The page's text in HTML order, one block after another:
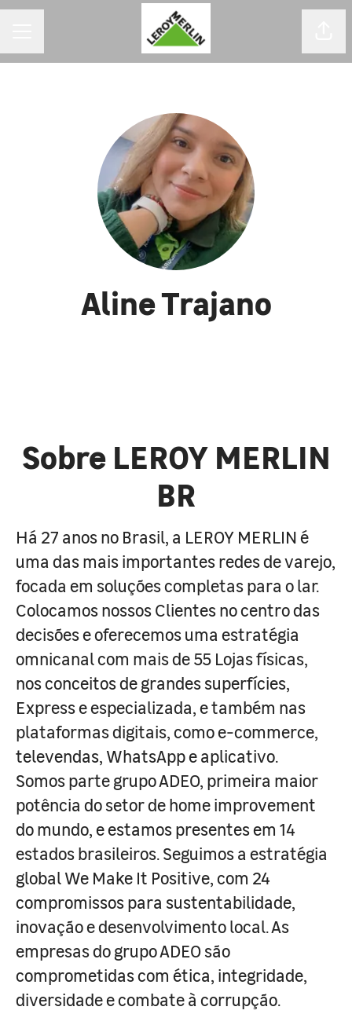
Aline Trajano
Sobre LEROY MERLIN
BR
Há 27 anos no Brasil, a LEROY MERLIN é
uma das mais importantes redes de varejo,
focada em soluções completas para o lar.
Colocamos nossos Clientes no centro das
decisões e oferecemos uma estratégia
omnicanal com mais de 55 Lojas físicas,
nos conceitos de grandes superfícies,
Express e especializada, e também nas
plataformas digitais, como e-commerce,
televendas, WhatsApp e aplicativo.
Somos parte grupo ADEO, primeira maior
potência do setor de home improvement
do mundo, e estamos presentes em 14
estados brasileiros. Seguimos a estratégia
global We Make It Positive, com 24
compromissos para sustentabilidade,
inovação e desenvolvimento local. As
empresas do grupo ADEO são
comprometidas com ética, integridade,
diversidade e combate à corrupção.